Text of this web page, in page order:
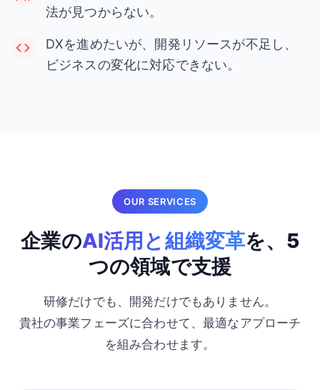
法が見つからない。
DXを進めたいが、開発リソースが不足し、
ビジネスの変化に対応できない。
OUR SERVICES
企業のAI活用と組織変革を、5
つの領域で支援
研修だけでも、開発だけでもありません。
貴社の事業フェーズに合わせて、最適なアプローチ
を組み合わせます。